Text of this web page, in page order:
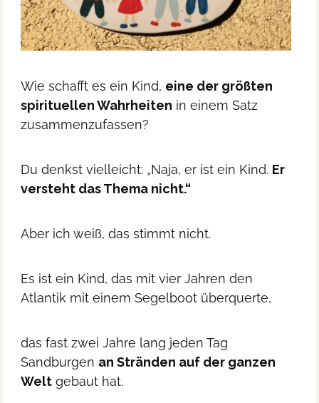
Wie schafft es ein Kind, eine der größten
spirituellen Wahrheiten in einem Satz
zusammenzufassen?
Du denkst vielleicht: „Naja, er ist ein Kind. Er
versteht das Thema nicht.“
Aber ich weiß, das stimmt nicht.
Es ist ein Kind, das mit vier Jahren den
Atlantik mit einem Segelboot überquerte,
das fast zwei Jahre lang jeden Tag
Sandburgen an Stränden auf der ganzen
Welt gebaut hat.